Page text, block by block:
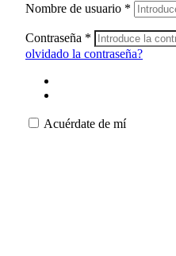
Nombre de usuario *
Contraseña *
olvidado la contraseña?
Acuérdate de mí